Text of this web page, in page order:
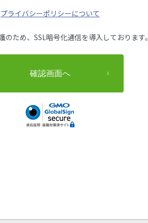
プライバシーポリシーについて
のため、SSL暗号化通信を導入しております。